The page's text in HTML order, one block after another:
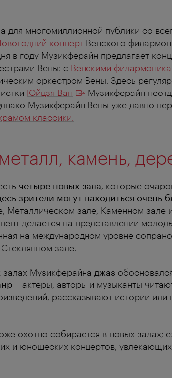
для многомиллионной публики со
концерт Венского
в году Музикферайн предлагает
Вены: с Венскими
оркестром Вены. Здесь
Юйцзя Ван
Музикферайн
Музикферайн Вены уже давно
классики.
камень,
четыре новых зала, которые
зрители могут находиться очень
Металлическом зале, Каменном зале
делается на представлении
на международном уровне
зале.
Музикферайна джаз
– актеры, авторы и музыканты
рассказывают истории или
охотно собирается в новых залах;
и юношеских концертов,